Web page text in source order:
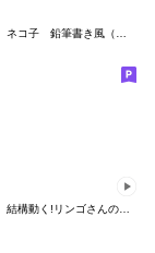
結構動く!リンゴさんのあいさつスタンプ